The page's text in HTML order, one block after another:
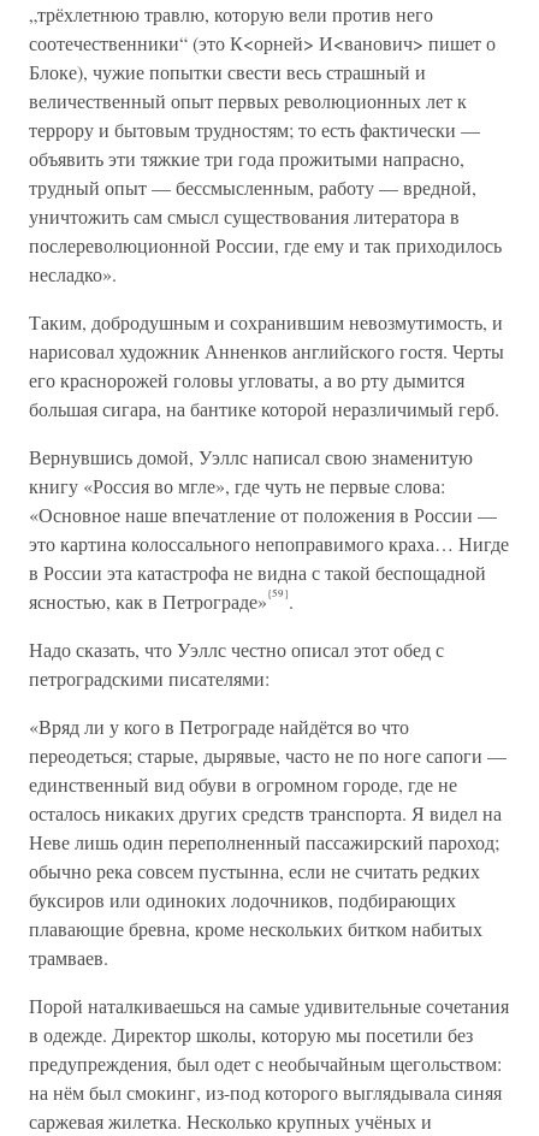
„трёхлетнюю травлю, которую вели против него
соотечественники“ (это К<орней> И<ванович> пишет о
Блоке), чужие попытки свести весь страшный и
величественный опыт первых революционных лет к
террору и бытовым трудностям; то есть фактически —
объявить эти тяжкие три года прожитыми напрасно,
трудный опыт — бессмысленным, работу — вредной,
уничтожить сам смысл существования литератора в
послереволюционной России, где ему и так приходилось
несладко».
Таким, добродушным и сохранившим невозмутимость, и
нарисовал художник Анненков английского гостя. Черты
его краснорожей головы угловаты, а во рту дымится
большая сигара, на бантике которой неразличимый герб.
Вернувшись домой, Уэллс написал свою знаменитую
книгу «Россия во мгле», где чуть не первые слова:
«Основное наше впечатление от положения в России —
это картина колоссального непоправимого краха… Нигде
в России эта катастрофа не видна с такой беспощадной
ясностью, как в Петрограде»{59}.
Надо сказать, что Уэллс честно описал этот обед с
петроградскими писателями:
«Вряд ли у кого в Петрограде найдётся во что
переодеться; старые, дырявые, часто не по ноге сапоги —
единственный вид обуви в огромном городе, где не
осталось никаких других средств транспорта. Я видел на
Неве лишь один переполненный пассажирский пароход;
обычно река совсем пустынна, если не считать редких
буксиров или одиноких лодочников, подбирающих
плавающие бревна, кроме нескольких битком набитых
трамваев.
Порой наталкиваешься на самые удивительные сочетания
в одежде. Директор школы, которую мы посетили без
предупреждения, был одет с необычайным щегольством:
на нём был смокинг, из-под которого выглядывала синяя
саржевая жилетка. Несколько крупных учёных и